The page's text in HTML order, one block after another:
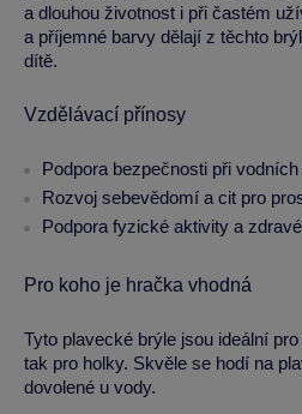
a dlouhou životnost i při častém
a příjemné barvy dělají z těchto
dítě.
Vzdělávací přínosy
Podpora bezpečnosti při
Rozvoj sebevědomí a cit pro
Podpora fyzické aktivity a
Pro koho je hračka vhodná
Tyto plavecké brýle jsou ideální
tak pro holky. Skvěle se hodí na
dovolené u vody.